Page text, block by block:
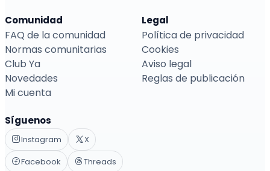
Comunidad
FAQ de la comunidad
Normas comunitarias
Club Ya
Novedades
Mi cuenta
Legal
Política de privacidad
Cookies
Aviso legal
Reglas de publicación
Síguenos
Instagram
X
Facebook
Threads